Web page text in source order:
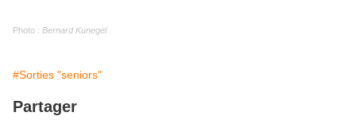
Photo : Bernard Kunegel
#Sorties "seniors"
Partager